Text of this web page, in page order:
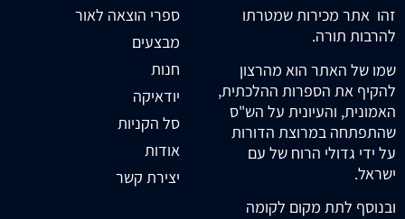
זהו אתר מכירות שמטרתו
להרבות תורה.
שמו של האתר הוא מהרצון
להקיף את הספרות ההלכתית,
האמונית, והעיונית על הש"ס
שהתפתחה במרוצת הדורות
על ידי גדולי הרוח של עם
ישראל.
ובנוסף לתת מקום לקומה
ספרי הוצאה לאור
מבצעים
חנות
יודאיקה
סל הקניות
אודות
יצירת קשר